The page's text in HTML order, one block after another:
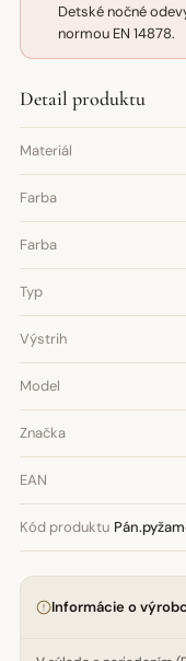
Detské nočné
normou EN 14878.
Detail produktu
Materiál
Farba
Farba
Typ
Výstrih
Model
Značka
EAN
Kód produktu
Informácie o